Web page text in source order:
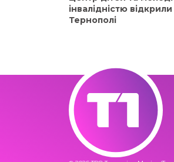
інвалідністю відкрили
Тернополі